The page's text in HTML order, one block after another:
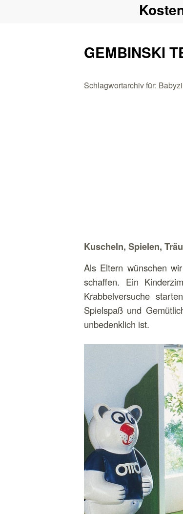
GEMBINSKI
Schlagwortarchiv für:
Kuscheln, Spielen,
Als Eltern wünschen
schaffen. Ein
Krabbelversuche
Spielspaß und
unbedenklich ist.